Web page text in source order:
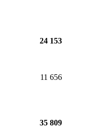
24 153
11 656
35 809